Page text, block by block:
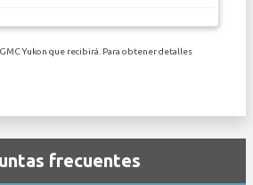
Yukon que recibirá. Para obtener detalles
frecuentes